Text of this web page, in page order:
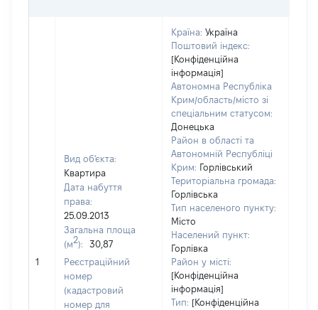
1
Вид об'єкта:
Квартира
Дата набуття
права:
25.09.2013
Загальна площа
(м2):
30,87
Реєстраційний
номер
(кадастровий
номер для
Країна: Україна
Поштовий індекс:
[Конфіденційна
інформація]
Автономна Республіка
Крим/область/місто зі
спеціальним статусом:
Донецька
Район в області та
Автономній Республіці
Крим: Горлівський
Територіальна громада:
Горлівська
Тип населеного пункту:
Місто
Населений пункт:
Горлівка
Район у місті:
[Конфіденційна
інформація]
Тип: [Конфіденційна